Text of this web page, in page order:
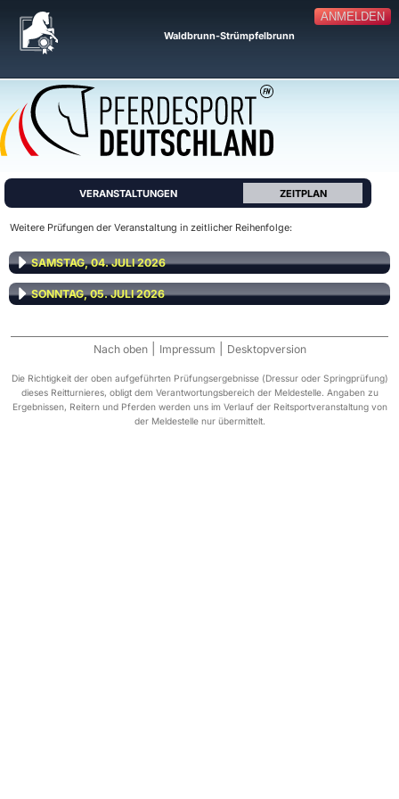
ANMELDEN
Waldbrunn-Strümpfelbrunn
VERANSTALTUNGEN ZEITPLAN
Weitere Prüfungen der Veranstaltung in zeitlicher Reihenfolge:
SAMSTAG, 04. JULI 2026
SONNTAG, 05. JULI 2026
Nach oben Impressum Desktopversion
Die Richtigkeit der oben aufgeführten Prüfungsergebnisse (Dressur oder Springprüfung)
dieses Reitturnieres, obligt dem Verantwortungsbereich der Meldestelle. Angaben zu
Ergebnissen, Reitern und Pferden werden uns im Verlauf der Reitsportveranstaltung von
der Meldestelle nur übermittelt.